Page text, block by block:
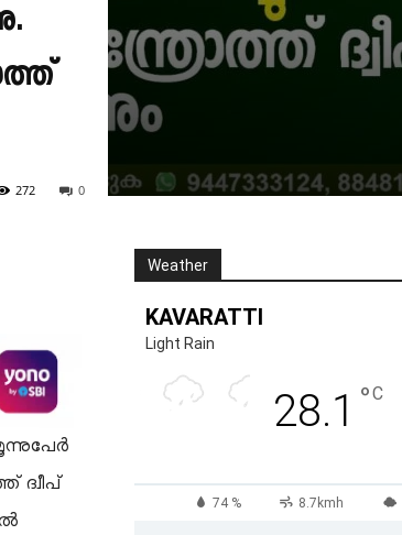
0
272
ദ്വീപ്
Weather
KAVARATTI
Light Rain
28.1 °C
74 % 8.7kmh